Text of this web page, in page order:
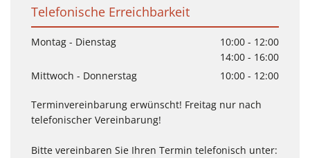
Telefonische Erreichbarkeit
Montag - Dienstag
10:00 - 12:00
14:00 - 16:00
Mittwoch - Donnerstag
10:00 - 12:00
Terminvereinbarung erwünscht! Freitag nur nach
telefonischer Vereinbarung!
Bitte vereinbaren Sie Ihren Termin telefonisch unter: